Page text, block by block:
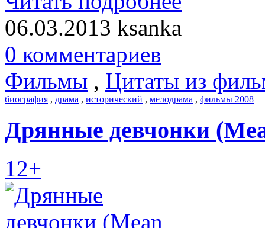
06.03.2013 ksanka
0 комментариев
Фильмы , Цитаты из
биография , драма , исторический , мелодрама , фильмы 2008
Дрянные девчонки
12+